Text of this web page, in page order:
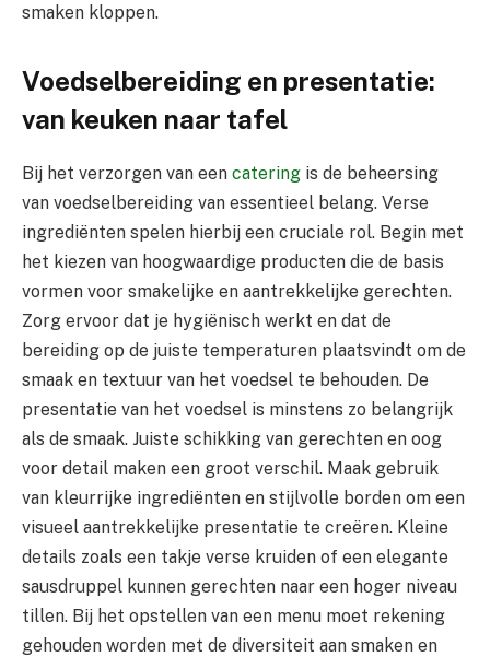
smaken kloppen.
Voedselbereiding en presentatie:
van keuken naar tafel
Bij het verzorgen van een catering is de beheersing
van voedselbereiding van essentieel belang. Verse
ingrediënten spelen hierbij een cruciale rol. Begin met
het kiezen van hoogwaardige producten die de basis
vormen voor smakelijke en aantrekkelijke gerechten.
Zorg ervoor dat je hygiënisch werkt en dat de
bereiding op de juiste temperaturen plaatsvindt om de
smaak en textuur van het voedsel te behouden. De
presentatie van het voedsel is minstens zo belangrijk
als de smaak. Juiste schikking van gerechten en oog
voor detail maken een groot verschil. Maak gebruik
van kleurrijke ingrediënten en stijlvolle borden om een
visueel aantrekkelijke presentatie te creëren. Kleine
details zoals een takje verse kruiden of een elegante
sausdruppel kunnen gerechten naar een hoger niveau
tillen. Bij het opstellen van een menu moet rekening
gehouden worden met de diversiteit aan smaken en